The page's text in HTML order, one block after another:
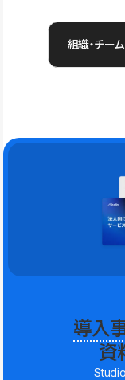
組織・チー
導入
資